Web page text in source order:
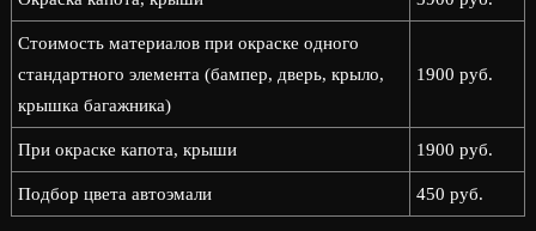
Стоимость материалов при окраске одного
стандартного элемента (бампер, дверь, крыло,
крышка багажника)
1900 руб.
При окраске капота, крыши 1900 руб.
Подбор цвета автоэмали 450 руб.